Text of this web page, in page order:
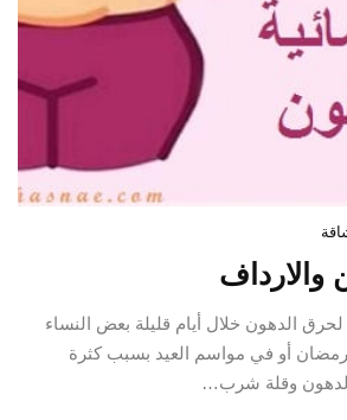
والارداف
الدهون خلال أيام قليلة بعض النساء
أو في مواسم العيد بسبب كثرة
وقلة شرب…